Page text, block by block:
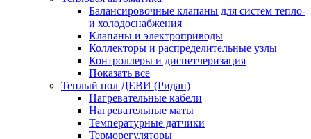
Балансировочные клапаны для систем тепло-
и холодоснабжения
Клапаны и электроприводы
Коллекторы и распределительные узлы
Контроллеры и диспетчеризация
Показать все
Теплый пол ДЕВИ (Ридан)
Нагревательные кабели
Нагревательные маты
Температурные датчики
Терморегуляторы